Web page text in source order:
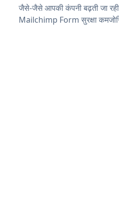
जैसे-जैसे आपकी कंपनी बढ़ती जा
Mailchimp Form सुरक्षा